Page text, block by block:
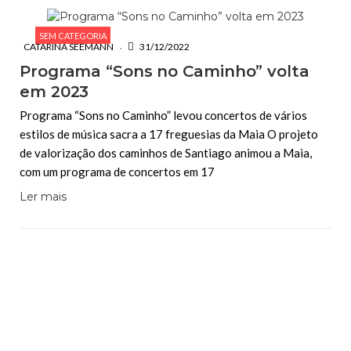
SEM CATEGORIA
CATARINA SEEMANN 31/12/2022
Programa “Sons no Caminho” volta
em 2023
Programa “Sons no Caminho” levou concertos de vários
estilos de música sacra a 17 freguesias da Maia O projeto
de valorização dos caminhos de Santiago animou a Maia,
com um programa de concertos em 17
Ler mais